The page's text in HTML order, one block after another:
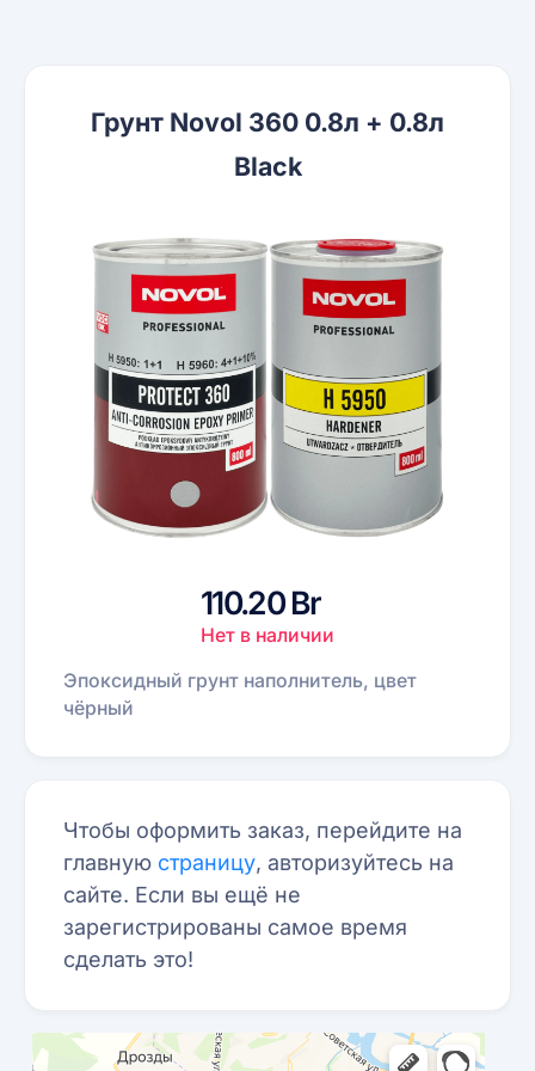
Грунт Novol 360 0.8л + 0.8л
Black
110.20 Br
Нет в наличии
Эпоксидный грунт наполнитель, цвет
чёрный
Чтобы оформить заказ, перейдите на
главную страницу, авторизуйтесь на
сайте. Если вы ещё не
зарегистрированы самое время
сделать это!